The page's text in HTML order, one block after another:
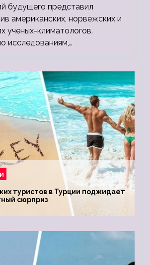
будущего представил
американских, норвежских и
ученых-климатологов.
исследованиям,…
туристов в Турции поджидает
сюрприз